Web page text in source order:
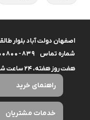
اصفهان دولت آباد بلوار
شماره تماس
839
هفت روز هفته، ۲۴ ساعت شبانه‌روز پاسخگوی شما هستیم.
راهنمای خرید
خدمات مشتریان